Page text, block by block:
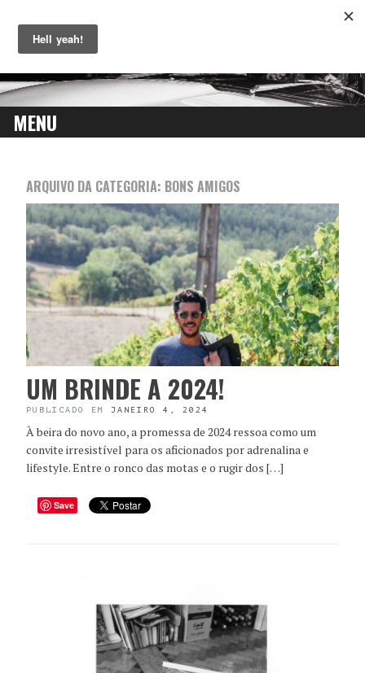
MENU
CONTENT
ARQUIVO DA CATEGORIA: BONS AMIGOS
UM BRINDE A 2024!
PUBLICADO EM JANEIRO 4, 2024
À beira do novo ano, a promessa de 2024 ressoa como um
convite irresistível para os aficionados por adrenalina e
lifestyle. Entre o ronco das motas e o rugir dos […]
Save